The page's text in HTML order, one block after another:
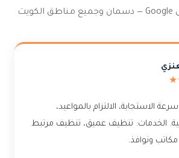
الاستجابة، الالتزام بالمواعيد،
الخدمات: تنظيف عميق، تنظيف مرتبط
مكاتب ونوافذ.